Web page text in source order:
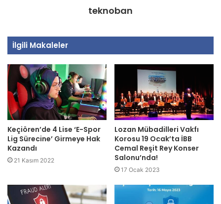
teknoban
İlgili Makaleler
Keçiören’de 4 Lise ‘E-Spor
Lig Sürecine’ Girmeye Hak
Kazandı
21 Kasım 2022
Lozan Mübadilleri Vakfı
Korosu 19 Ocak’ta İBB
Cemal Reşit Rey Konser
Salonu’nda!
17 Ocak 2023